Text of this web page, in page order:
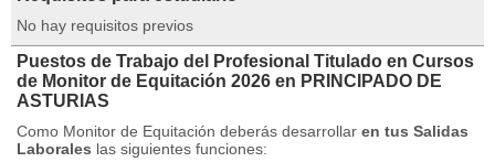
No hay requisitos previos
Puestos de Trabajo del Profesional Titulado en Cursos
de Monitor de Equitación 2026 en PRINCIPADO DE
ASTURIAS
Como Monitor de Equitación deberás desarrollar en tus Salidas
Laborales las siguientes funciones: